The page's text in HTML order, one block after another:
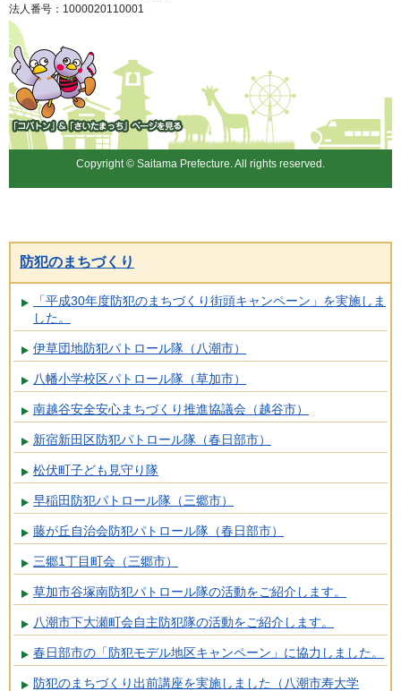
法人番号：1000020110001
「コバトン」&「さいたまっ
ち」
Copyright © Saitama Prefecture. All rights reserved.
防犯のまちづくり
「平成30年度防犯のまちづくり街頭キャンペーン」を実施しま
した。
伊草団地防犯パトロール隊（八潮市）
八幡小学校区パトロール隊（草加市）
南越谷安全安心まちづくり推進協議会（越谷市）
新宿新田区防犯パトロール隊（春日部市）
松伏町子ども見守り隊
早稲田防犯パトロール隊（三郷市）
藤が丘自治会防犯パトロール隊（春日部市）
三郷1丁目町会（三郷市）
草加市谷塚南防犯パトロール隊の活動をご紹介します。
八潮市下大瀬町会自主防犯隊の活動をご紹介します。
春日部市の「防犯モデル地区キャンペーン」に協力しました。
防犯のまちづくり出前講座を実施しました（八潮市寿大学